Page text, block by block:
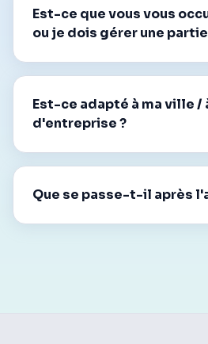
Est-ce que vous vous
ou je dois gérer une partie
Est-ce adapté à ma ville /
d'entreprise ?
Que se passe-t-il après